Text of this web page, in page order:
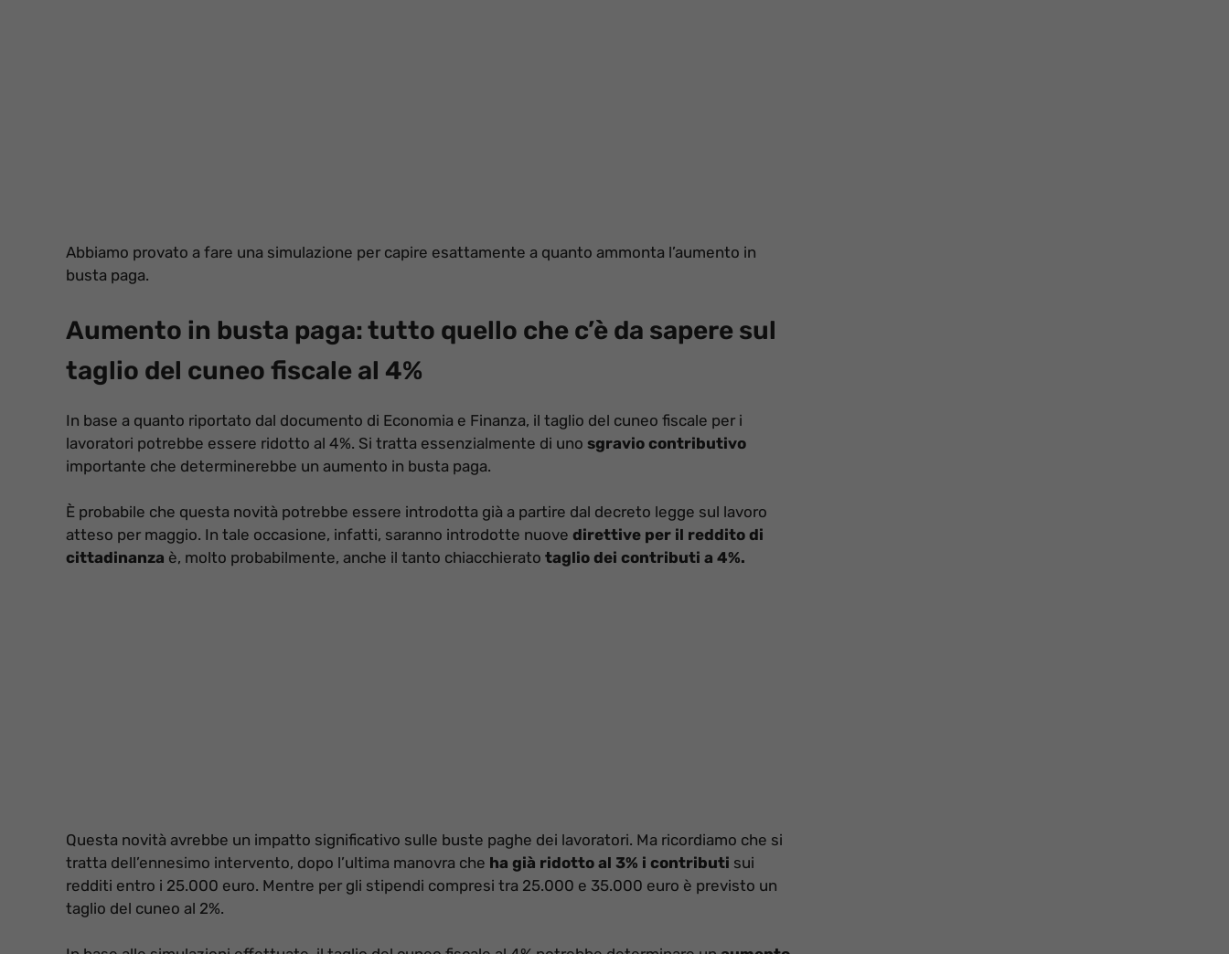
Abbiamo provato a fare una simulazione per capire esattamente a quanto ammonta l’aumento in
busta paga.
Aumento in busta paga: tutto quello che c’è da sapere sul
taglio del cuneo fiscale al 4%
In base a quanto riportato dal documento di Economia e Finanza, il taglio del cuneo fiscale per i
lavoratori potrebbe essere ridotto al 4%. Si tratta essenzialmente di uno sgravio contributivo
importante che determinerebbe un aumento in busta paga.
È probabile che questa novità potrebbe essere introdotta già a partire dal decreto legge sul lavoro
atteso per maggio. In tale occasione, infatti, saranno introdotte nuove direttive per il reddito di
cittadinanza è, molto probabilmente, anche il tanto chiacchierato taglio dei contributi a 4%.
Questa novità avrebbe un impatto significativo sulle buste paghe dei lavoratori. Ma ricordiamo che si
tratta dell’ennesimo intervento, dopo l’ultima manovra che ha già ridotto al 3% i contributi sui
redditi entro i 25.000 euro. Mentre per gli stipendi compresi tra 25.000 e 35.000 euro è previsto un
taglio del cuneo al 2%.